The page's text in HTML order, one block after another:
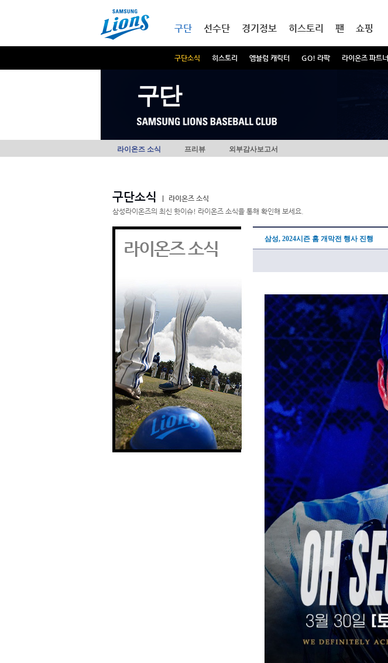
구단
구단소식 히스토리 엠블럼 캐릭터 GO! 라팍 라이온즈 파트너
선수단 경기정보 히스토리 팬 쇼핑
구단
라이온즈 소식 프리뷰 외부감사보고서
구단소식
라이온즈 소식
삼성라이온즈의 최신 핫이슈! 라이온즈 소식을 통해 확인해 보세요.
라이온즈 소식 삼성, 2024시즌 홈 개막전 행사 진행